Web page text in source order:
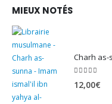
MIEUX NOTÉS
12,00€